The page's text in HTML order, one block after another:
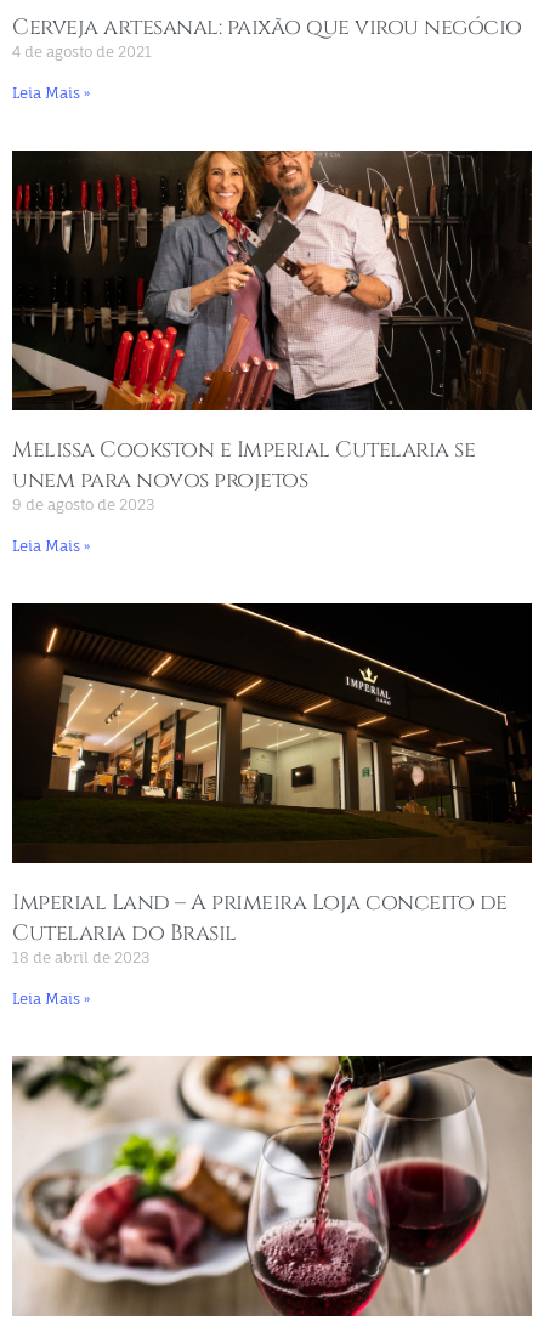
Cerveja artesanal: paixão que virou negócio
4 de agosto de 2021
Leia Mais »
Melissa Cookston e Imperial Cutelaria se
unem para novos projetos
9 de agosto de 2023
Leia Mais »
Imperial Land – A primeira Loja conceito de
Cutelaria do Brasil
18 de abril de 2023
Leia Mais »